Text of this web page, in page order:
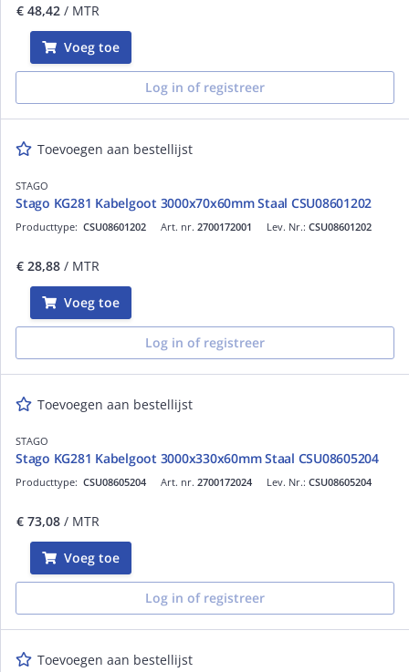
€ 48,42 / MTR
Voeg toe
Log in of registreer
Toevoegen aan bestellijst
STAGO
Stago KG281 Kabelgoot 3000x70x60mm Staal CSU08601202
Art. nr. 2700172001
Producttype: CSU08601202 Lev. Nr.: CSU08601202
€ 28,88 / MTR
Voeg toe
Log in of registreer
Toevoegen aan bestellijst
STAGO
Stago KG281 Kabelgoot 3000x330x60mm Staal CSU08605204
Art. nr. 2700172024
Producttype: CSU08605204 Lev. Nr.: CSU08605204
€ 73,08 / MTR
Voeg toe
Log in of registreer
Toevoegen aan bestellijst